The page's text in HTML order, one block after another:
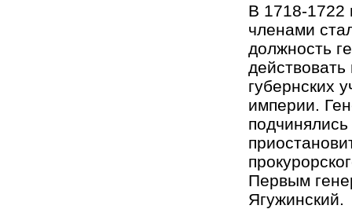
В 1718-1722
членами
должность
губернских
империи.
Первым
Ягужинский.